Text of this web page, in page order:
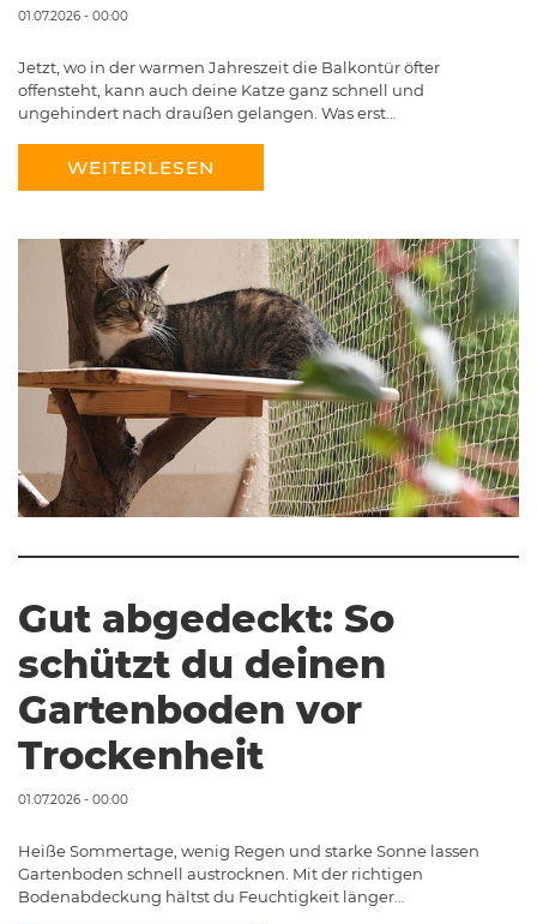
01.07.2026 - 00:00
Jetzt, wo in der warmen Jahreszeit die Balkontür öfter
offensteht, kann auch deine Katze ganz schnell und
ungehindert nach draußen gelangen. Was erst…
WEITERLESEN
Gut abgedeckt: So
schützt du deinen
Gartenboden vor
Trockenheit
01.07.2026 - 00:00
Heiße Sommertage, wenig Regen und starke Sonne lassen
Gartenboden schnell austrocknen. Mit der richtigen
Bodenabdeckung hältst du Feuchtigkeit länger…